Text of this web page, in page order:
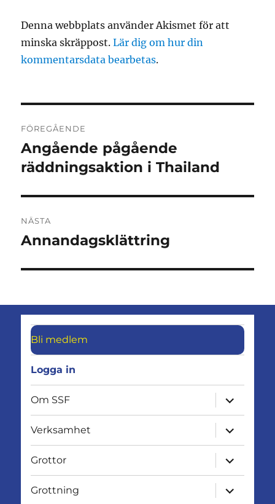
Denna webbplats använder Akismet för att
minska skräppost.Lär dig om hur din
kommentarsdata bearbetas.
FÖREGÅENDE
Föregående
inlägg:
Angående pågående
räddningsaktion i Thailand
NÄSTA
Nästa
Annandagsklättring
Bli medlem
Logga in
Om SSF
expandera
Verksamhet
expandera
Grottor
expandera
Grottning
expandera